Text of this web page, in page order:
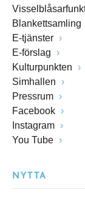
Blankettsamling
E-tjänster
E-förslag
Kulturpunkten
Simhallen
Pressrum
Facebook
Instagram
You Tube
NYTTA